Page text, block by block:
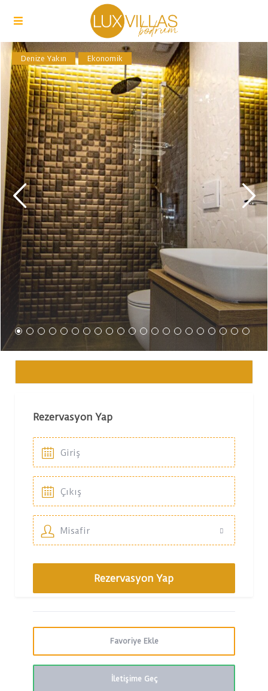
Denize Yakın Ekonomik
Rezervasyon Yap
Misafir
Favoriye Ekle
İletişime Geç